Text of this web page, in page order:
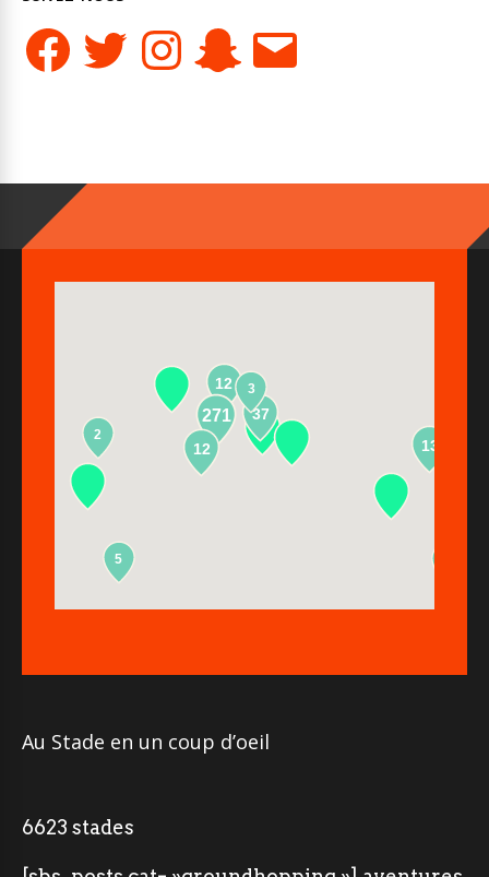
FacebookTwitter InstagramSnapchatE-
mail
12
271
13
37
2
5
12
3
Au Stade en un coup d’oeil
6623 stades